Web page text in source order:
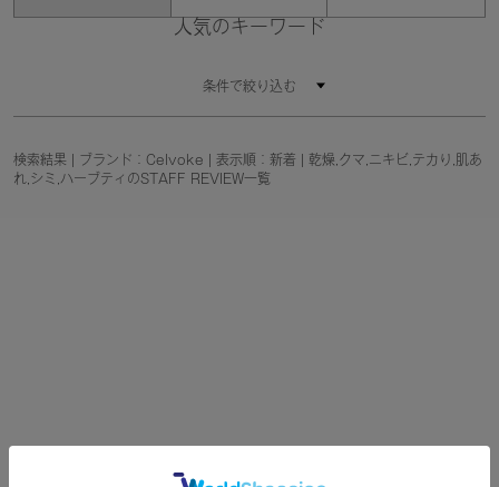
人気のキーワード
条件で絞り込む
検索結果 | ブランド：Celvoke | 表示順：新着 | 乾燥,クマ,ニキビ,テカり,肌あ
れ,シミ,ハーブティのSTAFF REVIEW一覧